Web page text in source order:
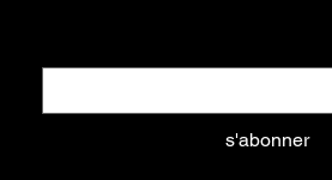
s'abonner